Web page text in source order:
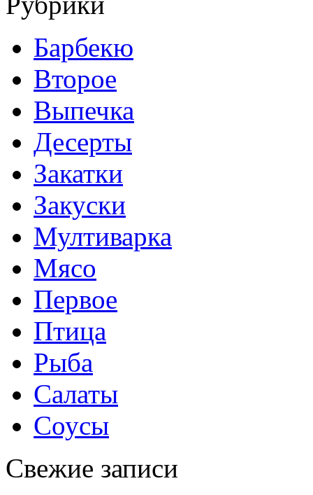
Барбекю
Второе
Выпечка
Десерты
Закатки
Закуски
Мултиварка
Мясо
Первое
Птица
Рыба
Салаты
Соусы
Свежие записи